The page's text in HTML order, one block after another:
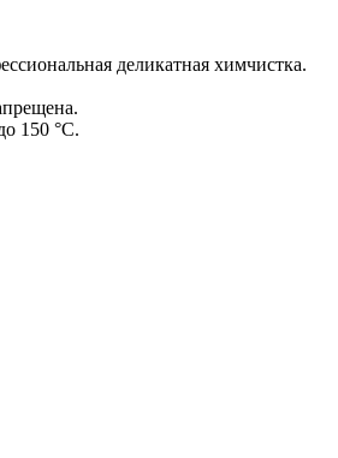
деликатная химчистка.
150 °C.